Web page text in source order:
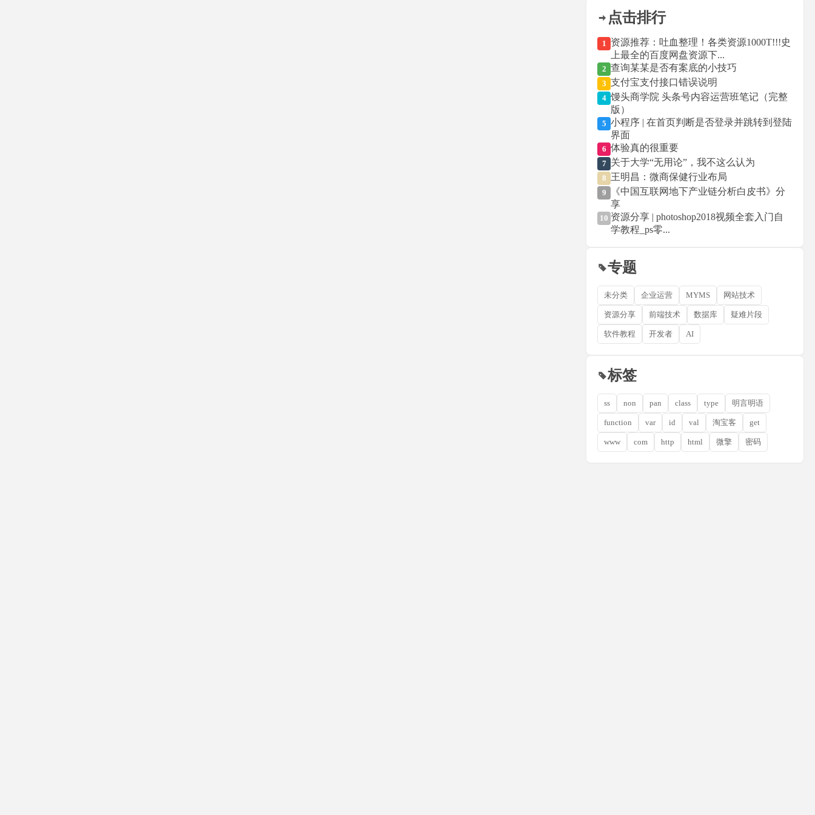
点击排行
1 资源推荐：吐血整理！各类资源1000T!!!史
上最全的百度网盘资源下...
2 查询某某是否有案底的小技巧
3 支付宝支付接口错误说明
4 馒头商学院 头条号内容运营班笔记（完整
版）
5 小程序 | 在首页判断是否登录并跳转到登陆
界面
6 体验真的很重要
7 关于大学“无用论”，我不这么认为
8 王明昌：微商保健行业布局
9
《中国互联网地下产业链分析白皮书》分
享
10 资源分享 | photoshop2018视频全套入门自
学教程_ps零...
专题
未分类 企业运营 MYMS 网站技术
资源分享 前端技术 数据库 疑难片段
软件教程 开发者 AI
标签
ss non pan class type 明言明语
function var id val 淘宝客 get
www com http html 微擎 密码